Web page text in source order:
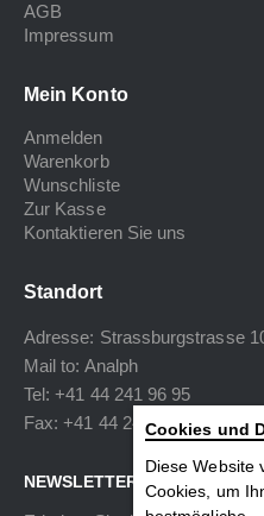
AGB
Impressum
Mein Konto
Anmelden
Warenkorb
Wunschliste
Zur Kasse
Kontaktieren Sie uns
Standort
Adresse: Strassburgstrasse
Mail to: Analph
Tel: +41 44 241 96 95
Fax: +41 44 240 34 40
NEWSLETTER
Cookies und
Diese Website
Cookies, um